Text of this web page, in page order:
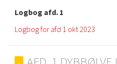
Logbog afd. 1
Logbog for afd 1 okt 2023